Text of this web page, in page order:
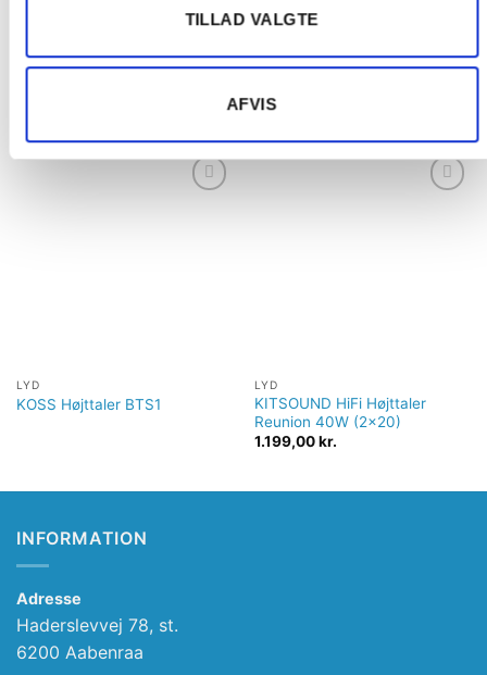
TILLAD VALGTE
AFVIS
http://da.wikipedia.org/wiki/IP-koden
LYD
KOSS Højttaler BTS1
LYD
KITSOUND HiFi Højttaler
Reunion 40W (2×20)
1.199,00kr.
INFORMATION
Adresse
Haderslevvej 78, st.
6200 Aabenraa